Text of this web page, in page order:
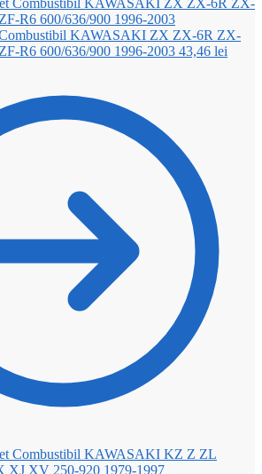
KAWASAKI ZX ZX-6R ZX-
R6 600/636/900 1996-2003 43,46 lei